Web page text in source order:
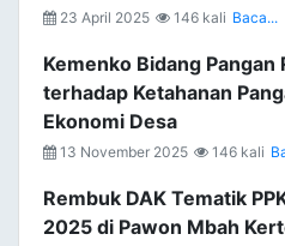
23 April 2025 146 kali Baca...
Kemenko Bidang Pangan
terhadap Ketahanan
Ekonomi Desa
13 November 2025 146 kali
Rembuk DAK Tematik
2025 di Pawon Mbah